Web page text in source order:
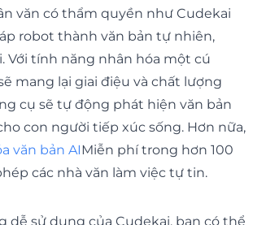
văn có thẩm quyền như Cudekai
robot thành văn bản tự nhiên,
Với tính năng nhân hóa một cú
mang lại giai điệu và chất lượng
cụ sẽ tự động phát hiện văn bản
con người tiếp xúc sống. Hơn nữa,
văn bản AIMiễn phí trong hơn 100
các nhà văn làm việc tự tin.
dễ sử dụng của Cudekai, bạn có thể